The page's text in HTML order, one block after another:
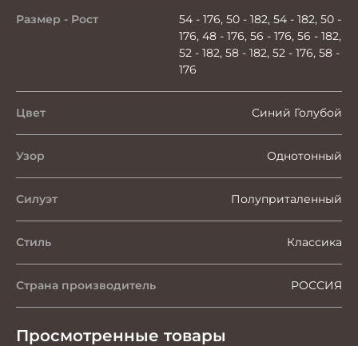
Размер - Рост
54 - 176, 50 - 182, 54 - 182, 50 -
176, 48 - 176, 56 - 176, 56 - 182,
52 - 182, 58 - 182, 52 - 176, 58 -
176
Цвет Синий Голубой
Узор Однотонный
Силуэт Полуприталенный
Стиль Классика
Страна производитель РОССИЯ
Просмотренные товары